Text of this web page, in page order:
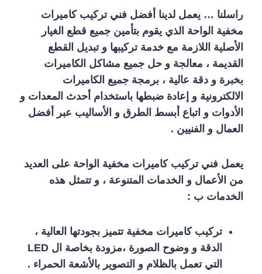
راسلنا … يعمل لدينا أفضل فني تركيب كاميرات
مخفية الواحة الذي يقوم بتأمين جميع قطع الغيار
الأصلية اللازمة مع خدمة تركيبها و تبديل القطع
القديمة ، معالجة و حل جميع مشاكل الكاميرات
بخبرة و دقة عالية ، برمجة جميع الكاميرات
الالكترونية و إعادة ضبطها باستخدام أحدث المعدات و
الأدوات و اتباع أبسط الطرق و الأساليب عبر أفضل
العمال و الفنيين .
يعمل فني تركيب كاميرات مخفية الواحة على العديد
من الأعمال و الخدمات المتنوعة ، و تتمثل هذه
الخدمات ب :
تركيب كاميرات مخفية تتميز بجودتها العالية ،
الدقة و وضوح الصورة ،مزودة بخاصة ال LED
التي تعمل بالظلام و التصوير بالأشعة الحمراء .